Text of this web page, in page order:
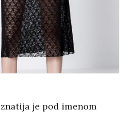
je pod imenom